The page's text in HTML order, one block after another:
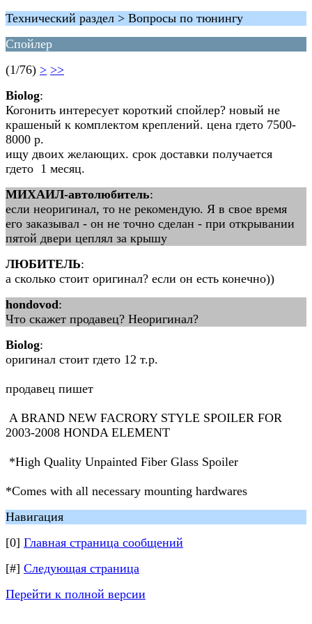
Технический раздел > Вопросы по тюнингу
Спойлер
(1/76) > >>
Biolog:
Когонить интересует короткий спойлер? новый не
крашеный к комплектом креплений. цена гдето 7500-
8000 р.
ищу двоих желающих. срок доставки получается
гдето 1 месяц.
МИХАИЛ-автолюбитель:
если неоригинал, то не рекомендую. Я в свое время
его заказывал - он не точно сделан - при открывании
пятой двери цеплял за крышу
ЛЮБИТЕЛЬ:
а сколько стоит оригинал? если он есть конечно))
hondovod:
Что скажет продавец? Неоригинал?
Biolog:
оригинал стоит гдето 12 т.р.
продавец пишет
A BRAND NEW FACRORY STYLE SPOILER FOR
2003-2008 HONDA ELEMENT
*High Quality Unpainted Fiber Glass Spoiler
*Comes with all necessary mounting hardwares
Навигация
[0] Главная страница сообщений
[#] Следующая страница
Перейти к полной версии